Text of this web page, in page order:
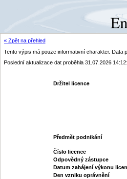
« Zpět na přehled
Tento výpis má pouze informativní charakter.
Poslední aktualizace dat proběhla 31.07.2026
Držitel licence
Předmět podnikání
Číslo licence
Odpovědný zástupce
Datum zahájení výkonu
Den vzniku oprávnění